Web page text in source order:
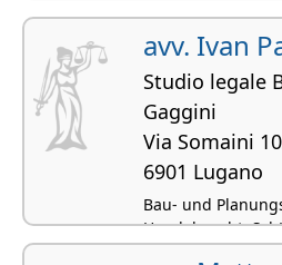
avv. Ivan
Studio legale
Gaggini
Via Somaini
6901 Lugano
Bau- und
Handelsrecht,
Vertragsrecht